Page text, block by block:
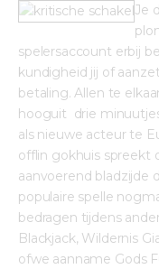
Je
spelersaccount erbij
kundigheid jij of
betaling. Allen te
hooguit  drie
als nieuwe acteur te
offlin gokhuis spreekt
aanvoerend bladzijde
populaire spelle
bedragen tijdens
Blackjack, Wildernis
ofwe aanname Gods